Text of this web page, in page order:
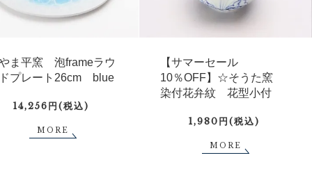
ま平窯 泡frameラウ
プレート26cm blue
14,256円(税込)
MORE
【サマーセール
10％OFF】☆そうた窯
染付花弁紋 花型小付
1,980円(税込)
MORE